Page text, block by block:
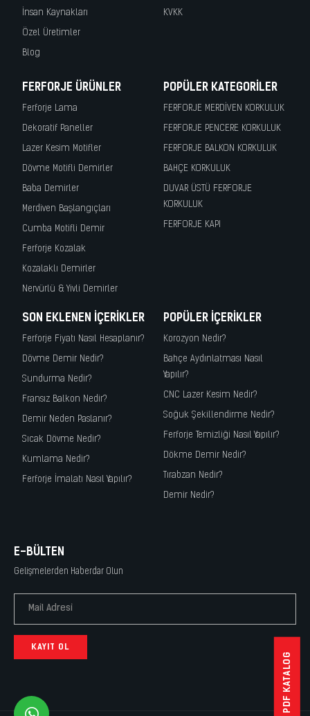
PDF KATALOG
İnsan Kaynakları
Özel Üretimler
Blog
KVKK
FERFORJE ÜRÜNLER
Ferforje Lama
Dekoratif Paneller
Lazer Kesim Motifler
Dövme Motifli Demirler
Baba Demirler
Merdiven Başlangıçları
Cumba Motifli Demir
Ferforje Kozalak
Kozalaklı Demirler
Nervürlü & Yivli Demirler
POPÜLER KATEGORILER
FERFORJE MERDİVEN KORKULUK
FERFORJE PENCERE KORKULUK
FERFORJE BALKON KORKULUK
BAHÇE KORKULUK
DUVAR ÜSTÜ FERFORJE
KORKULUK
FERFORJE KAPI
SON EKLENEN İÇERIKLER
Ferforje Fiyatı Nasıl Hesaplanır?
Dövme Demir Nedir?
Sundurma Nedir?
Fransız Balkon Nedir?
Demir Neden Paslanır?
Sıcak Dövme Nedir?
Kumlama Nedir?
Ferforje İmalatı Nasıl Yapılır?
POPÜLER İÇERIKLER
Korozyon Nedir?
Bahçe Aydınlatması Nasıl
Yapılır?
CNC Lazer Kesim Nedir?
Soğuk Şekillendirme Nedir?
Ferforje Temizliği Nasıl Yapılır?
Dökme Demir Nedir?
Tırabzan Nedir?
Demir Nedir?
E-BÜLTEN
Gelişmelerden Haberdar Olun
KAYIT OL